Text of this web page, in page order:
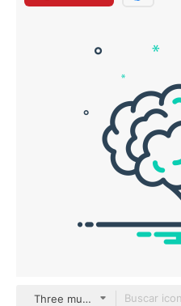
Three musketeers outline